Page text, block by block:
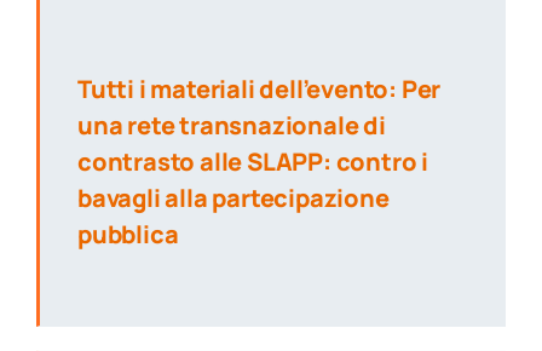
Tutti i materiali dell’evento: Per
una rete transnazionale di
contrasto alle SLAPP: contro i
bavagli alla partecipazione
pubblica